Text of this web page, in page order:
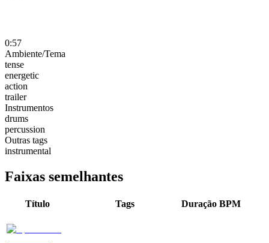
0:57
Ambiente/Tema
tense
energetic
action
trailer
Instrumentos
drums
percussion
Outras tags
instrumental
Faixas semelhantes
Título Tags Duração BPM